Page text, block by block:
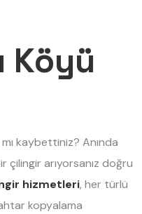
Köyü
mı kaybettiniz? Anında
çilingir arıyorsanız doğru
hizmetleri, her türlü
kopyalama